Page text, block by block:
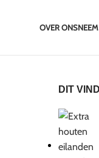
OVER ONS
DIT